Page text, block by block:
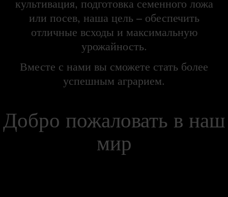
культивация, подготовка семенного ложа
или посев, наша цель – обеспечить
отличные всходы и максимальную
урожайность.
Вместе с нами вы сможете стать более
успешным аграрием.
Добро пожаловать в наш
мир